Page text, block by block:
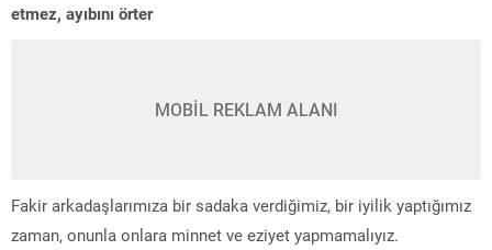
etmez, ayıbını örter
MOBİL REKLAM ALANI
Fakir arkadaşlarımıza bir sadaka verdiğimiz, bir iyilik yaptığımız
zaman, onunla onlara minnet ve eziyet yapmamalıyız.